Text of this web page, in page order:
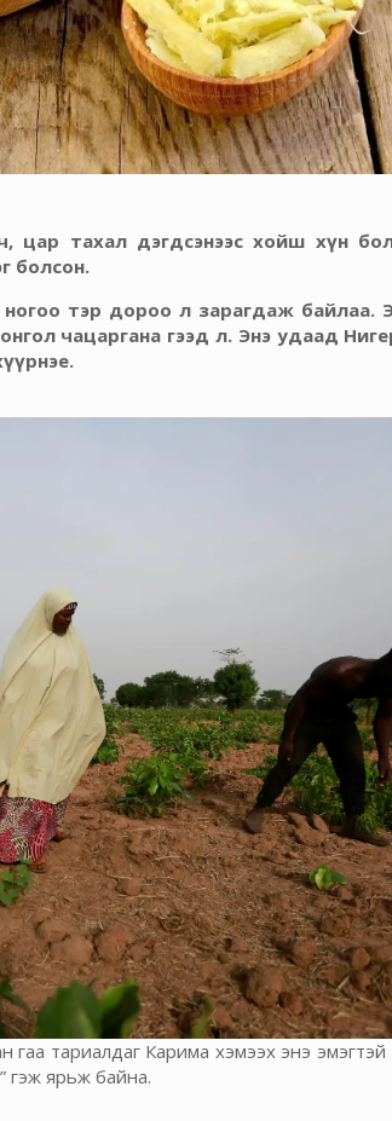
цар тахал дэгдсэнээс хойш хүн
болсон.
ногоо тэр дороо л зарагдаж байлаа.
чацаргана гээд л. Энэ удаад
тариалдаг Карима хэмээх энэ эмэгтэй
гэж ярьж байна.